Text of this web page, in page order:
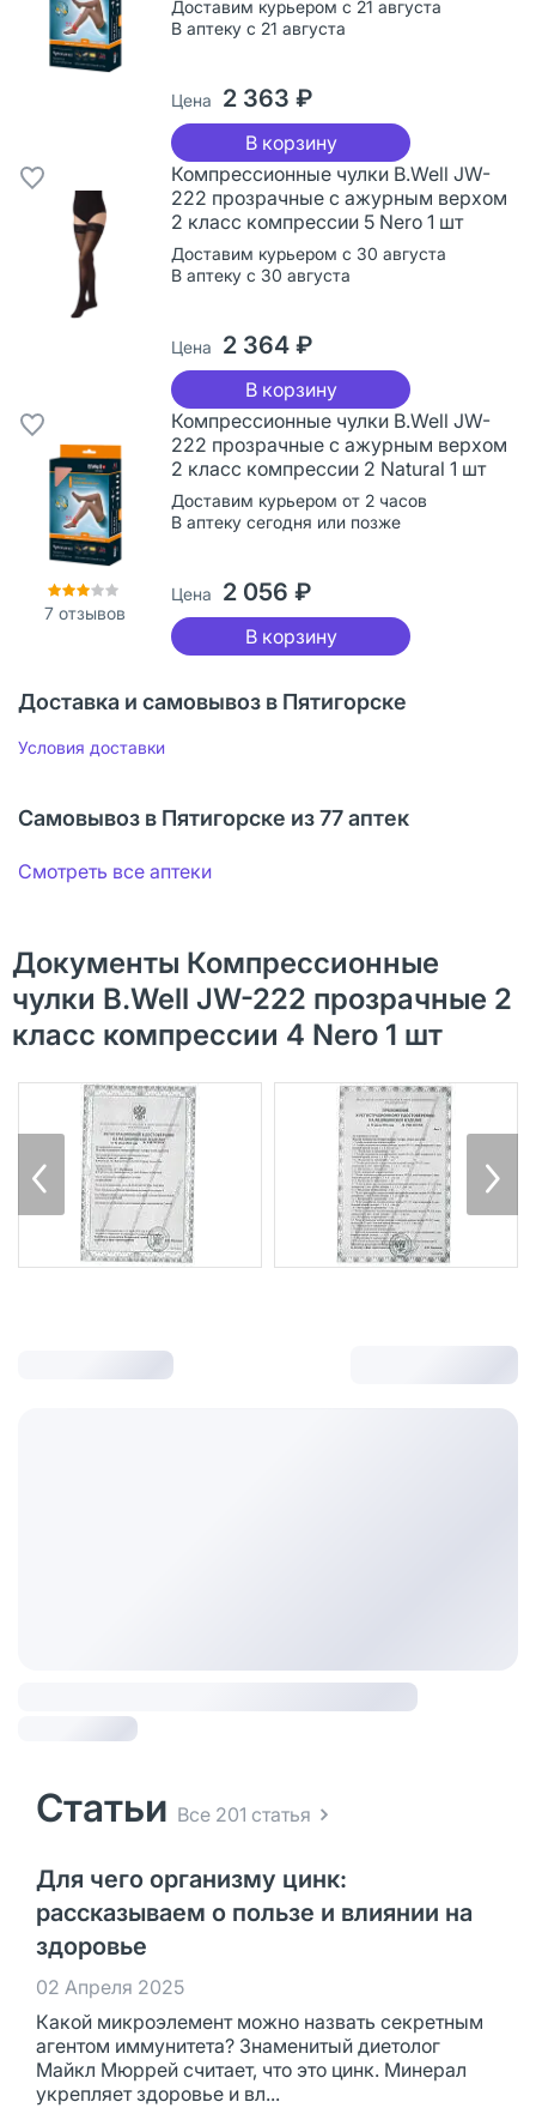
Доставим курьером с 21 августа
В аптеку с 21 августа
Цена 2 363 ₽
В корзину
Компрессионные чулки B.Well JW-
222 прозрачные с ажурным верхом
2 класс компрессии 5 Nero 1 шт
Доставим курьером с 30 августа
В аптеку с 30 августа
Цена 2 364 ₽
В корзину
7 отзывов
Компрессионные чулки B.Well JW-
222 прозрачные с ажурным верхом
2 класс компрессии 2 Natural 1 шт
Доставим курьером от 2 часов
В аптеку сегодня или позже
Цена 2 056 ₽
В корзину
Доставка и самовывоз в Пятигорске
Условия доставки
Самовывоз в Пятигорске из 77 аптек
Смотреть все аптеки
Документы Компрессионные
чулки B.Well JW-222 прозрачные 2
класс компрессии 4 Nero 1 шт
Статьи Все 201 статья
Для чего организму цинк:
рассказываем о пользе и влиянии на
здоровье
02 Апреля 2025
Какой микроэлемент можно назвать секретным
агентом иммунитета? Знаменитый диетолог
Майкл Мюррей считает, что это цинк. Минерал
укрепляет здоровье и вл...